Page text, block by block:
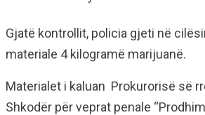
Gjatë kontrollit, policia gjeti në
materiale 4 kilogramë marijuanë.
Materialet i kaluan Prokurorisë së
Shkodër për veprat penale